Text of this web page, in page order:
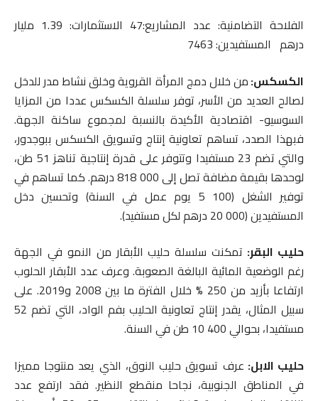
الفلاحة التضامنية: عدد المشاريع:47 الاستثمارات: 1.39 مليار
درهم المستفيدين: 7463
الكسكس:من خلال دمج المرأة القروية وخلق نشاط مدر للدخل
لصالح العديد من الأسر، توفر سلسلة الكسكس عددا من المزايا
السوسيو- اقتصادية الأكيدة بالنسبة لمجموع ساكنة الجهة.
فبهذا الصدد، تساهم تعاونية إنتاج وتسويق الكسكس ببوجدور،
والتي تضم 23 مستفيدا وتتوفر على قدرة إنتاجية تناهز 51 طن،
لوحدها بقيمة مضافة تصل إلى 000 818 درهم. كما تساهم في
توفير الشغل (100 5 يوم عمل في السنة) وتحسين دخل
المستفيدين (000 20 درهم لكل مستفيد).
حليب البقر: تمكنت سلسلة حليب الأبقار من النمو في الجهة
رغم الوضعية المائية البالغة الصعوبة. وعرف عدد الأبقار الحلوب
ارتفاعا بأزيد من 250 % خلال الفترة ما بين 2008 و2019. على
سبيل المثال، يقدر إنتاج تعاونية الحليب بفم الواد، التي تضم 52
مستفيدا، بحوالي 400 10 طن في السنة.
حليب الابل: عرف تسويق حليب النوق، الذي يعد منتوجا مميزا
في المناطق الجنوبية، نجاحا منقطع النظير. فقد ارتفع عدد